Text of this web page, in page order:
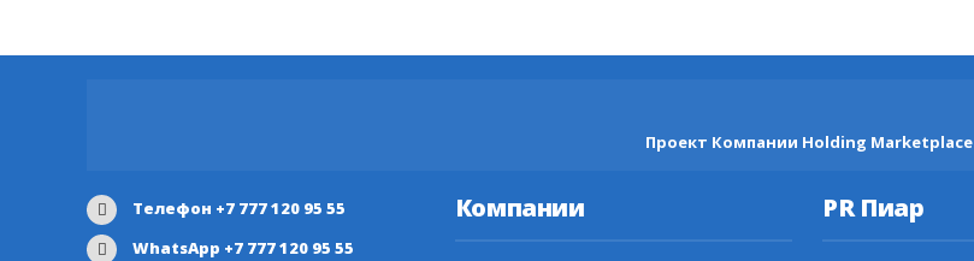
Проект Компании Holding Marketplace
Телефон +7 777 120 95 55
WhatsApp +7 777 120 95 55
Компании PR Пиар